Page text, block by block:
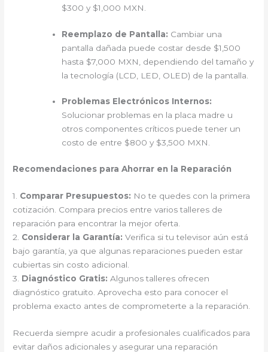
$300 y $1,000 MXN.
Reemplazo de Pantalla: Cambiar una
pantalla dañada puede costar desde $1,500
hasta $7,000 MXN, dependiendo del tamaño y
la tecnología (LCD, LED, OLED) de la pantalla.
Problemas Electrónicos Internos:
Solucionar problemas en la placa madre u
otros componentes críticos puede tener un
costo de entre $800 y $3,500 MXN.
Recomendaciones para Ahorrar en la Reparación
1. Comparar Presupuestos: No te quedes con la primera
cotización. Compara precios entre varios talleres de
reparación para encontrar la mejor oferta.
2. Considerar la Garantía: Verifica si tu televisor aún está
bajo garantía, ya que algunas reparaciones pueden estar
cubiertas sin costo adicional.
3. Diagnóstico Gratis: Algunos talleres ofrecen
diagnóstico gratuito. Aprovecha esto para conocer el
problema exacto antes de comprometerte a la reparación.
Recuerda siempre acudir a profesionales cualificados para
evitar daños adicionales y asegurar una reparación